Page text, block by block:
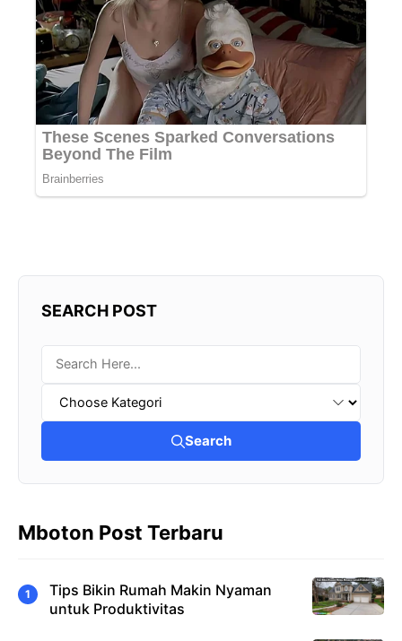
SEARCH POST
Search
Mboton Post Terbaru
Tips Bikin Rumah Makin Nyaman
untuk Produktivitas